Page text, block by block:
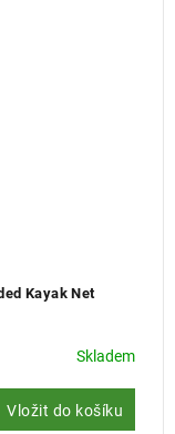
Kayak Net
Skladem
Vložit do košíku